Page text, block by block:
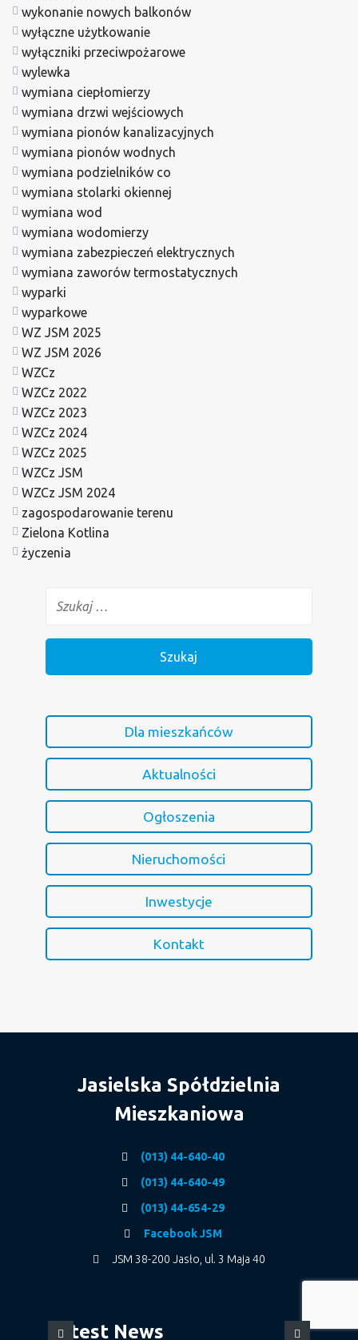
wykonanie nowych balkonów
wyłączne użytkowanie
wyłączniki przeciwpożarowe
wylewka
wymiana ciepłomierzy
wymiana drzwi wejściowych
wymiana pionów kanalizacyjnych
wymiana pionów wodnych
wymiana podzielników co
wymiana stolarki okiennej
wymiana wod
wymiana wodomierzy
wymiana zabezpieczeń elektrycznych
wymiana zaworów termostatycznych
wyparki
wyparkowe
WZ JSM 2025
WZ JSM 2026
WZCz
WZCz 2022
WZCz 2023
WZCz 2024
WZCz 2025
WZCz JSM
WZCz JSM 2024
zagospodarowanie terenu
Zielona Kotlina
życzenia
Dla mieszkańców
Aktualności
Ogłoszenia
Nieruchomości
Inwestycje
Kontakt
Jasielska Spółdzielnia
Mieszkaniowa
(013) 44-640-40
(013) 44-640-49
(013) 44-654-29
Facebook JSM
JSM 38-200 Jasło, ul. 3 Maja 40
Latest News